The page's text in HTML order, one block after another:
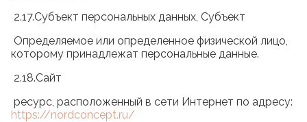
2.17.Субъект персональных данных, Субъект
Определяемое или определенное физической лицо,
которому принадлежат персональные данные.
2.18.Сайт
ресурс, расположенный в сети Интернет по адресу:
https://nordconcept.ru/